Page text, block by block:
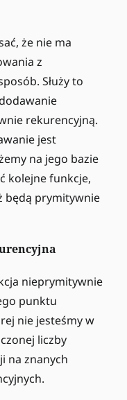
że nie ma
z
Służy to
rekurencyjną.
jest
na jego bazie
kolejne funkcje,
będą prymitywnie
nieprymitywnie
punktu
nie jesteśmy w
liczby
na znanych